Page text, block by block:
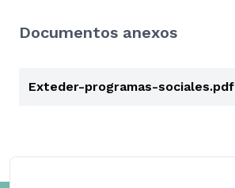
Documentos anexos
Exteder-programas-sociales.pdf